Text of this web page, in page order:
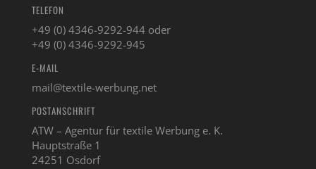
TELEFON
+49 (0) 4346-9292-944 oder
+49 (0) 4346-9292-945
E-MAIL
mail@textile-werbung.net
POSTANSCHRIFT
ATW – Agentur für textile Werbung e. K.
Hauptstraße 1
24251 Osdorf